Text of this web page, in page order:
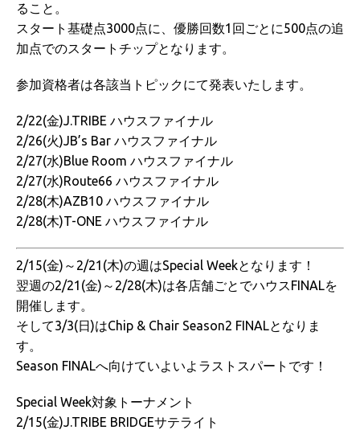
ること。
スタート基礎点3000点に、優勝回数1回ごとに500点の追
加点でのスタートチップとなります。
参加資格者は各該当トピックにて発表いたします。
2/22(金)J.TRIBE ハウスファイナル
2/26(火)JB’s Bar ハウスファイナル
2/27(水)Blue Room ハウスファイナル
2/27(水)Route66 ハウスファイナル
2/28(木)AZB10 ハウスファイナル
2/28(木)T-ONE ハウスファイナル
2/15(金)～2/21(木)の週はSpecial Weekとなります！
翌週の2/21(金)～2/28(木)は各店舗ごとでハウスFINALを
開催します。
そして3/3(日)はChip & Chair Season2 FINALとなりま
す。
Season FINALへ向けていよいよラストスパートです！
Special Week対象トーナメント
2/15(金)J.TRIBE BRIDGEサテライト